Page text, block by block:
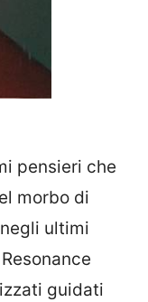
pensieri che
morbo di
ultimi
guidati